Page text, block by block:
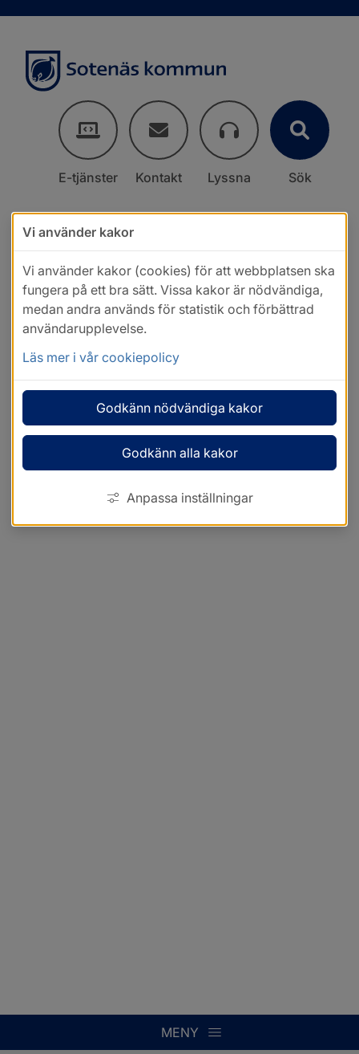
E-tjänster Kontakt Lyssna Sök
MENY
Vi använder kakor
Vi använder kakor (cookies) för att webbplatsen ska
fungera på ett bra sätt. Vissa kakor är nödvändiga,
medan andra används för statistik och förbättrad
användarupplevelse.
Läs mer i vår cookiepolicy
Godkänn nödvändiga kakor
Godkänn alla kakor
Anpassa inställningar